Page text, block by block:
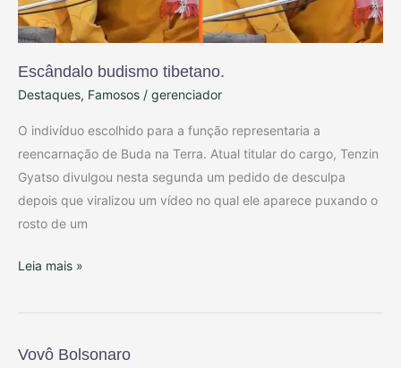
Escândalo budismo tibetano.
Destaques, Famosos / gerenciador
O indivíduo escolhido para a função representaria a
reencarnação de Buda na Terra. Atual titular do cargo, Tenzin
Gyatso divulgou nesta segunda um pedido de desculpa
depois que viralizou um vídeo no qual ele aparece puxando o
rosto de um
Leia mais »
Vovô Bolsonaro
Vovô